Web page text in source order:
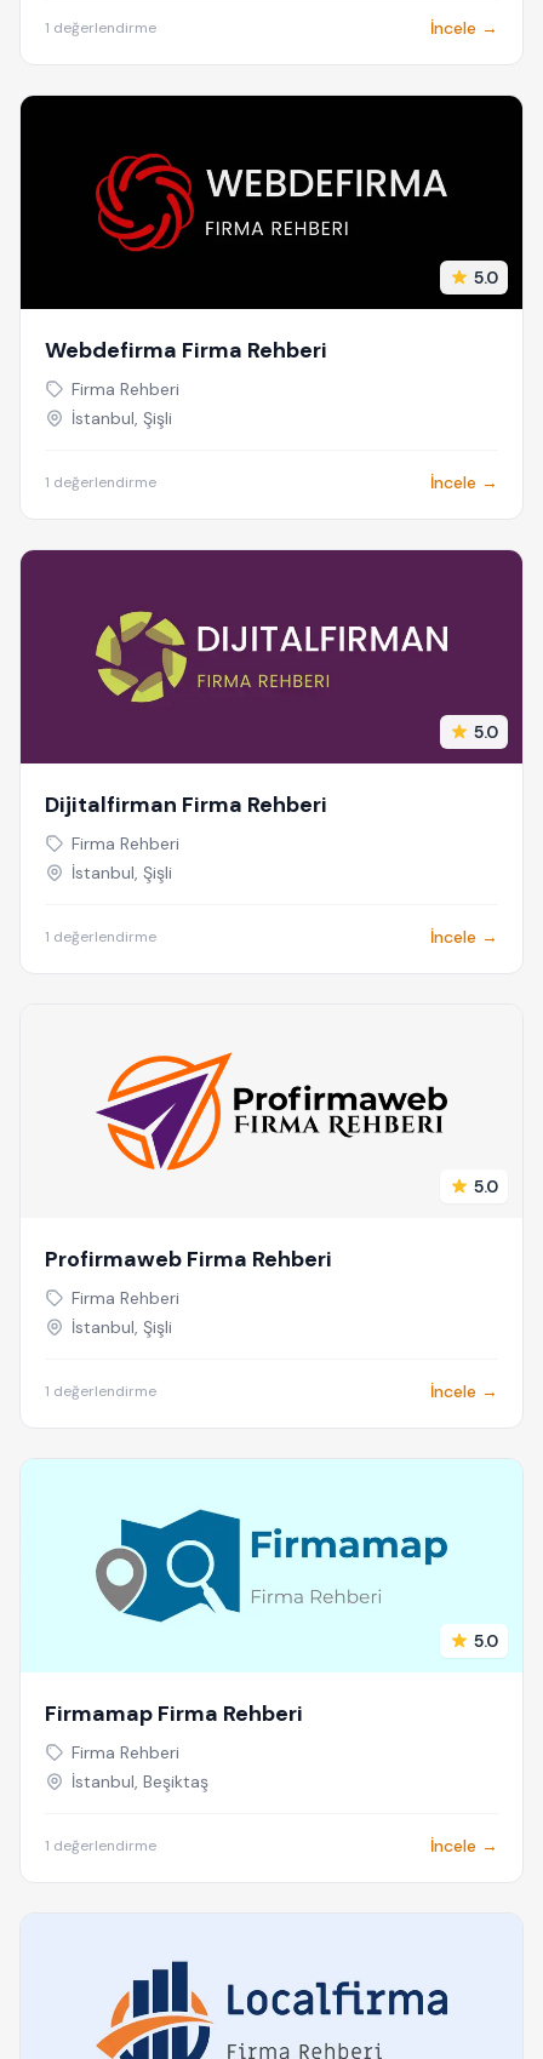
1 değerlendirme İncele →
5.0
Webdefirma Firma Rehberi
Firma Rehberi
İstanbul, Şişli
1 değerlendirme İncele →
5.0
Dijitalfirman Firma Rehberi
Firma Rehberi
İstanbul, Şişli
1 değerlendirme İncele →
5.0
Profirmaweb Firma Rehberi
Firma Rehberi
İstanbul, Şişli
1 değerlendirme İncele →
5.0
Firmamap Firma Rehberi
Firma Rehberi
İstanbul, Beşiktaş
1 değerlendirme İncele →